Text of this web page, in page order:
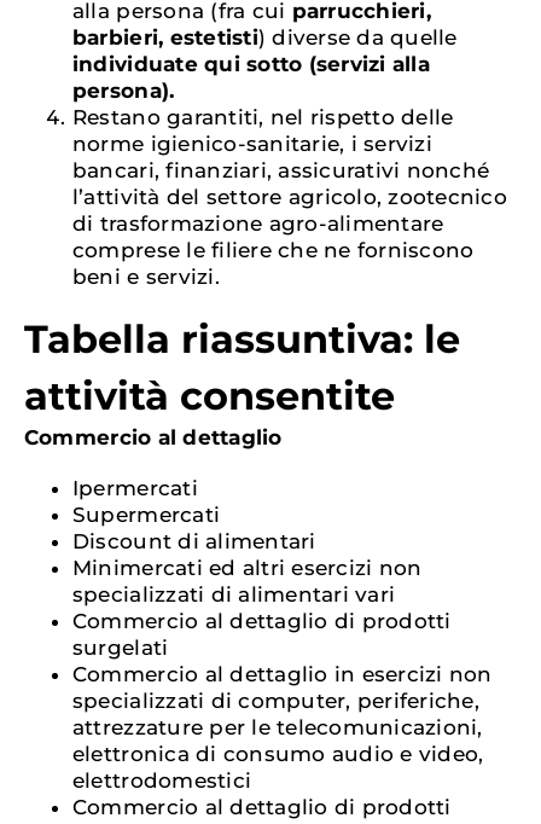
alla persona (fra cui parrucchieri,
barbieri, estetisti) diverse da quelle
individuate qui sotto (servizi alla
persona).
Restano garantiti, nel rispetto delle
norme igienico-sanitarie, i servizi
bancari, finanziari, assicurativi nonché
l’attività del settore agricolo, zootecnico
di trasformazione agro-alimentare
comprese le filiere che ne forniscono
beni e servizi.
Tabella riassuntiva: le
attività consentite
Commercio al dettaglio
Ipermercati
Supermercati
Discount di alimentari
Minimercati ed altri esercizi non
specializzati di alimentari vari
Commercio al dettaglio di prodotti
surgelati
Commercio al dettaglio in esercizi non
specializzati di computer, periferiche,
attrezzature per le telecomunicazioni,
elettronica di consumo audio e video,
elettrodomestici
Commercio al dettaglio di prodotti